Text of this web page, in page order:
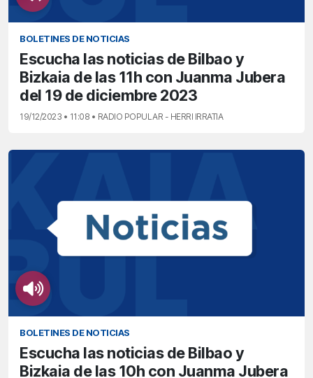
BOLETINES DE NOTICIAS
Escucha las noticias de Bilbao y
Bizkaia de las 11h con Juanma Jubera
del 19 de diciembre 2023
19/12/2023 • 11:08 • RADIO POPULAR - HERRI IRRATIA
BOLETINES DE NOTICIAS
Escucha las noticias de Bilbao y
Bizkaia de las 10h con Juanma Jubera